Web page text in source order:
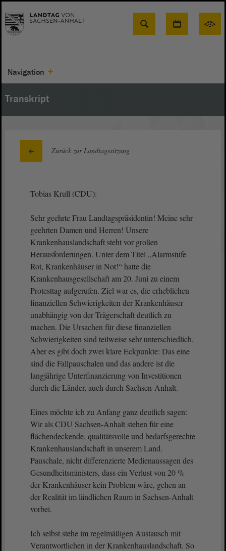
Suche
Navigation
Transkript
Zurück zur Landtagssitzung
Tobias Krull (CDU):
Sehr geehrte Frau Landtagspräsidentin! Meine sehr
geehrten Damen und Herren! Unsere
Krankenhauslandschaft steht vor großen
Herausforderungen. Unter dem Titel „Alarmstufe
Rot, Krankenhäuser in Not!“ hatte die
Krankenhausgesellschaft am 20. Juni zu einem
Protesttag aufgerufen. Ziel war es, die erheblichen
finanziellen Schwierigkeiten der Krankenhäuser
unabhängig von der Trägerschaft deutlich zu
machen. Die Ursachen für diese finanziellen
Schwierigkeiten sind teilweise sehr unterschiedlich.
Aber es gibt doch zwei klare Eckpunkte: Das eine
sind die Fallpauschalen und das andere ist die
langjährige Unterfinanzierung von Investitionen
durch die Länder, auch durch Sachsen-Anhalt.
Eines möchte ich zu Anfang ganz deutlich sagen:
Wir als CDU Sachsen-Anhalt stehen für eine
flächendeckende, qualitätsvolle und bedarfsgerechte
Krankenhauslandschaft in unserem Land.
Pauschale, nicht differenzierte Medienaussagen des
Gesundheitsministers, dass ein Verlust von 20 %
der Krankenhäuser kein Problem wäre, gehen an
der Realität im ländlichen Raum in Sachsen-Anhalt
vorbei.
Ich selbst stehe im regelmäßigen Austausch mit
Verantwortlichen in der Krankenhauslandschaft. So